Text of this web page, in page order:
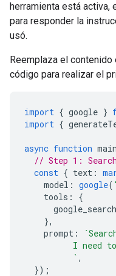
herramienta está activa,
para responder la
usó.
Reemplaza el contenido
código para realizar el
import { google }
import {
async function main
// Step 1:
const { text :
model : google(
tools :
{
google_search
},
prompt :
I need
          `
,
});